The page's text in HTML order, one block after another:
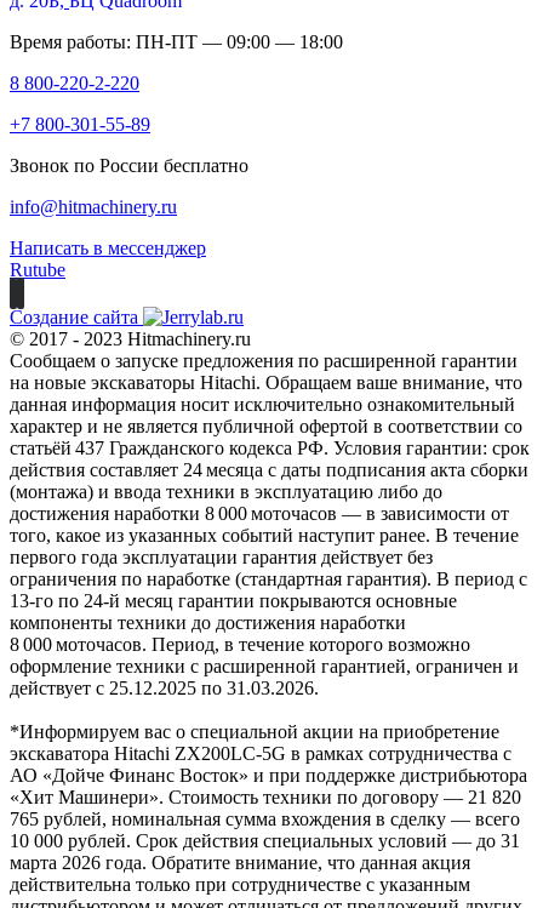
Время работы: ПН-ПТ — 09:00 — 18:00
8 800-220-2-220
+7 800-301-55-89
Звонок по России бесплатно
info@hitmachinery.ru
Написать в мессенджер
Rutube
Создание сайта
© 2017 - 2023 Hitmachinery.ru
Сообщаем о запуске предложения по расширенной гарантии
на новые экскаваторы Hitachi. Обращаем ваше внимание, что
данная информация носит исключительно ознакомительный
характер и не является публичной офертой в соответствии со
статьёй 437 Гражданского кодекса РФ. Условия гарантии: срок
действия составляет 24 месяца с даты подписания акта сборки
(монтажа) и ввода техники в эксплуатацию либо до
достижения наработки 8 000 моточасов — в зависимости от
того, какое из указанных событий наступит ранее. В течение
первого года эксплуатации гарантия действует без
ограничения по наработке (стандартная гарантия). В период с
13‑го по 24‑й месяц гарантии покрываются основные
компоненты техники до достижения наработки
8 000 моточасов. Период, в течение которого возможно
оформление техники с расширенной гарантией, ограничен и
действует с 25.12.2025 по 31.03.2026.
*Информируем вас о специальной акции на приобретение
экскаватора Hitachi ZX200LC-5G в рамках сотрудничества с
АО «Дойче Финанс Восток» и при поддержке дистрибьютора
«Хит Машинери». Стоимость техники по договору — 21 820
765 рублей, номинальная сумма вхождения в сделку — всего
10 000 рублей. Срок действия специальных условий — до 31
марта 2026 года. Обратите внимание, что данная акция
действительна только при сотрудничестве с указанным